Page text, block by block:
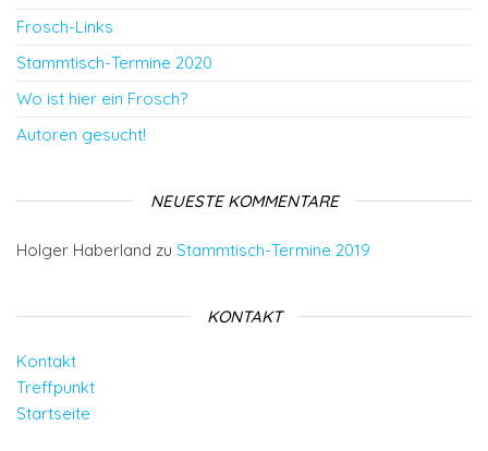
Frosch-Links
Stammtisch-Termine 2020
Wo ist hier ein Frosch?
Autoren gesucht!
NEUESTE KOMMENTARE
Holger Haberland zu Stammtisch-Termine 2019
KONTAKT
Kontakt
Treffpunkt
Startseite